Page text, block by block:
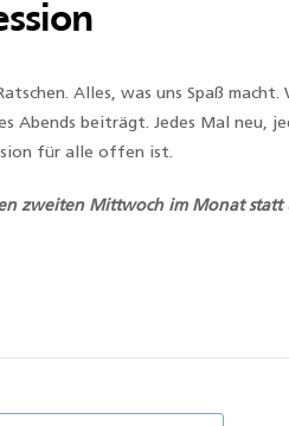
Alles, was uns Spaß
Abends beiträgt. Jedes Mal neu,
für alle offen ist.
zweiten Mittwoch im Monatstatt